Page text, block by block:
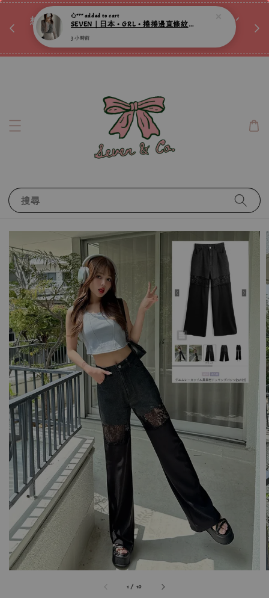
想訂製屬於自己的『水晶手鍊』嗎ꕀ♡ 私訊我們.ᐟ.ᐟ
📣Instagram 這邊按下去
搜尋
1 / 10
SEVEN｜日本 • GRL • 捲捲邊直條紋透膚上衣 ღ
3 小時前